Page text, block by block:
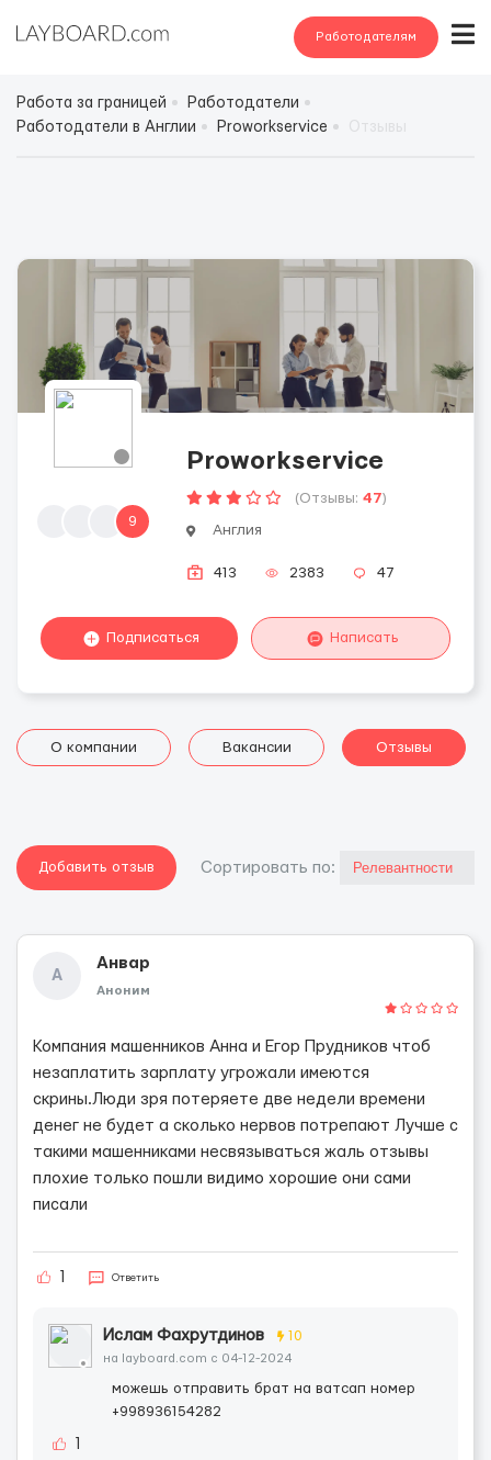
Работодателям
Работа за границей
Работодатели
Работодатели в Англии
Proworkservice
9
Proworkservice
(Отзывы: 47)
Англия
413 2383 47
Подписаться Написать
О компании Вакансии Отзывы
Добавить отзыв Cортировать по:
А
Анвар
Аноним
Компания машенников Анна и Егор Прудников чтоб
незаплатить зарплату угрожали имеются
скрины.Люди зря потеряете две недели времени
денег не будет а сколько нервов потрепают Лучше с
такими машенниками несвязываться жаль отзывы
плохие только пошли видимо хорошие они сами
писали
Ответить
Ислам Фахрутдинов 10
на layboard.com c 04-12-2024
можешь отправить брат на ватсап номер
+998936154282